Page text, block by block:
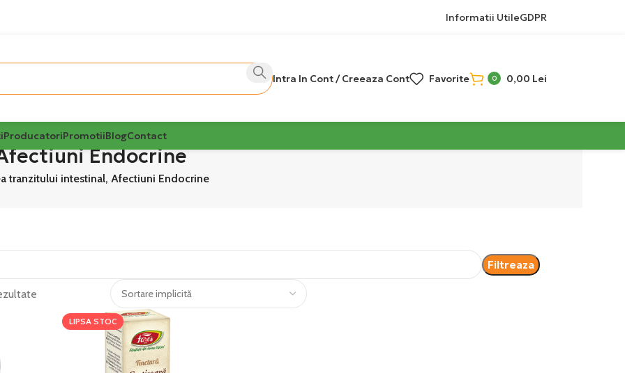
Informatii UtileGDPR
Intra In Cont / Creeaza Cont Favorite 0 0,00 Lei
ProducatoriPromotiiBlogContact
Endocrine
tranzitului intestinal, Afectiuni Endocrine
Filtreaza
LIPSA STOC